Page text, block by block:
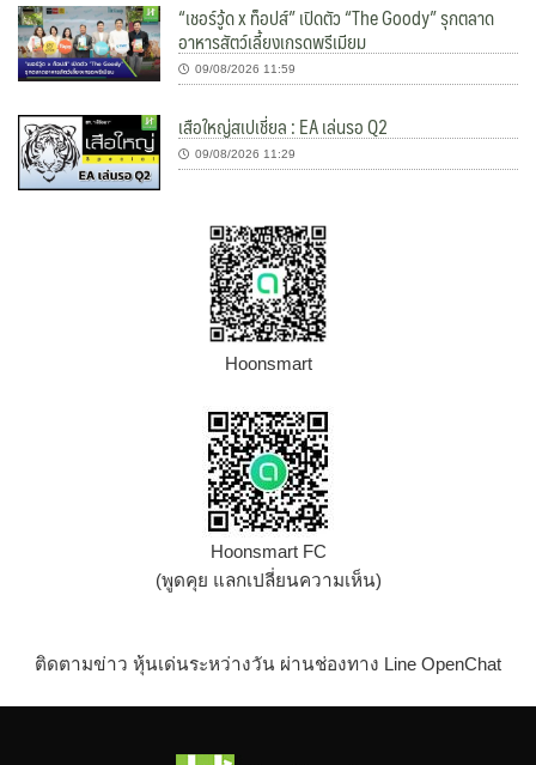
“เชอร์วู้ด x ท็อปส์” เปิดตัว “The Goody” รุกตลาด
อาหารสัตว์เลี้ยงเกรดพรีเมียม
09/08/2026 11:59
เสือใหญ่สเปเชี่ยล : EA เล่นรอ Q2
09/08/2026 11:29
Hoonsmart
Hoonsmart FC
(พูดคุย แลกเปลี่ยนความเห็น)
ติดตามข่าว หุ้นเด่นระหว่างวัน ผ่านช่องทาง Line OpenChat